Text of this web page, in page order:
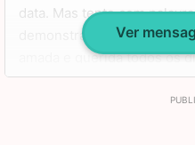
data. Mas tento com
demonstrar meu amor e
amada e querida todos os
Tenha um feliz aniversário,
Ver